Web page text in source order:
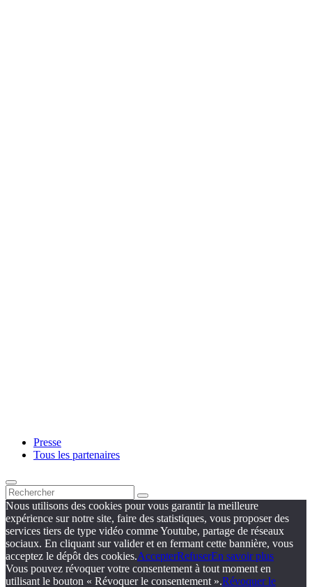
Presse
Tous les partenaires
Nous utilisons des cookies pour vous garantir la meilleure
expérience sur notre site, faire des statistiques, vous proposer des
services tiers de type vidéo comme Youtube, partage de réseaux
sociaux. En cliquant sur valider et en fermant cette bannière, vous
acceptez le dépôt des cookies.AccepterRefuserEn savoir plus
Vous pouvez révoquer votre consentement à tout moment en
utilisant le bouton « Révoquer le consentement ».Révoquer le